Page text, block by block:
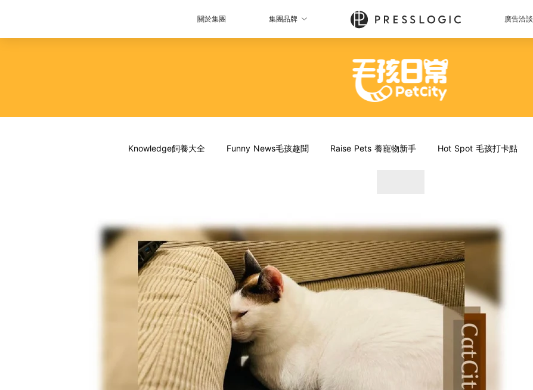
關於集團 集團品牌 廣告洽談
Knowledge飼養大全 Funny News毛孩趣聞 Raise Pets 養寵物新手 Hot Spot 毛孩打卡點